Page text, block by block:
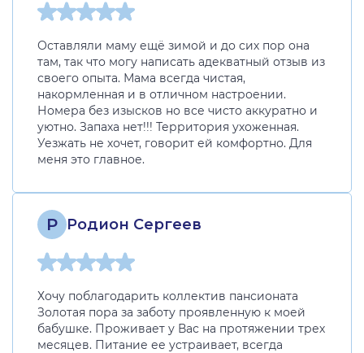
Оставляли маму ещё зимой и до сих пор она
там, так что могу написать адекватный отзыв из
своего опыта. Мама всегда чистая,
накормленная и в отличном настроении.
Номера без изысков но все чисто аккуратно и
уютно. Запаха нет!!! Территория ухоженная.
Уезжать не хочет, говорит ей комфортно. Для
меня это главное.
Р Родион Сергеев
Хочу поблагодарить коллектив пансионата
Золотая пора за заботу проявленную к моей
бабушке. Проживает у Вас на протяжении трех
месяцев. Питание ее устраивает, всегда